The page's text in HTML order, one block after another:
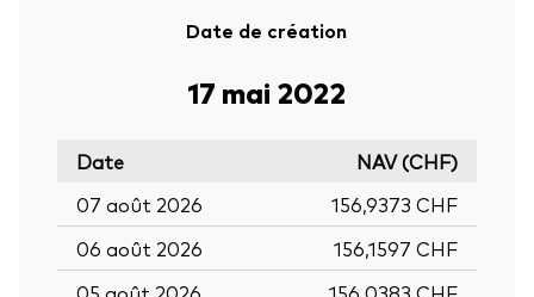
Date de création
17 mai 2022
Date
NAV (CHF)
07 août 2026
156,9373 CHF
06 août 2026
156,1597 CHF